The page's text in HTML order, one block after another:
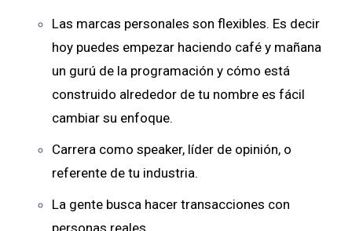
Las marcas personales son flexibles. Es decir
hoy puedes empezar haciendo café y mañana
un gurú de la programación y cómo está
construido alrededor de tu nombre es fácil
cambiar su enfoque.
Carrera como speaker, líder de opinión, o
referente de tu industria.
La gente busca hacer transacciones con
personas reales.